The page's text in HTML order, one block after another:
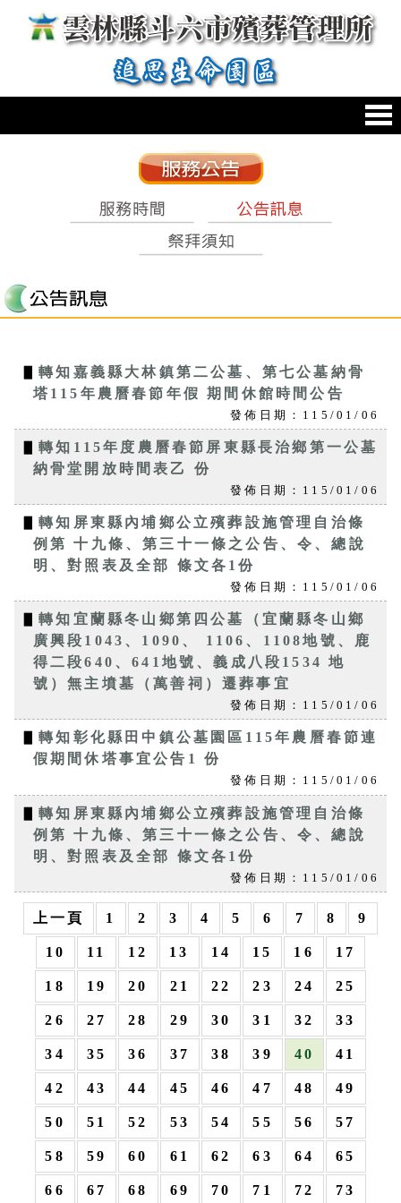
跳到主要內容區塊
▋轉知嘉義縣大林鎮第二公墓、第七公墓納骨
塔115年農曆春節年假 期間休館時間公告
發佈日期：115/01/06
▋轉知115年度農曆春節屏東縣長治鄉第一公墓
納骨堂開放時間表乙 份
發佈日期：115/01/06
▋轉知屏東縣內埔鄉公立殯葬設施管理自治條
例第 十九條、第三十一條之公告、令、總說
明、對照表及全部 條文各1份
發佈日期：115/01/06
▋轉知宜蘭縣冬山鄉第四公墓（宜蘭縣冬山鄉
廣興段1043、1090、 1106、1108地號、鹿
得二段640、641地號、義成八段1534 地
號）無主墳墓（萬善祠）遷葬事宜
發佈日期：115/01/06
▋轉知彰化縣田中鎮公墓園區115年農曆春節連
假期間休塔事宜公告1 份
發佈日期：115/01/06
▋轉知屏東縣內埔鄉公立殯葬設施管理自治條
例第 十九條、第三十一條之公告、令、總說
明、對照表及全部 條文各1份
發佈日期：115/01/06
上一頁 1 2 3 4 5 6 7 8 9
10 11 12 13 14 15 16 17
18 19 20 21 22 23 24 25
26 27 28 29 30 31 32 33
34 35 36 37 38 39 40 41
42 43 44 45 46 47 48 49
50 51 52 53 54 55 56 57
58 59 60 61 62 63 64 65
66 67 68 69 70 71 72 73